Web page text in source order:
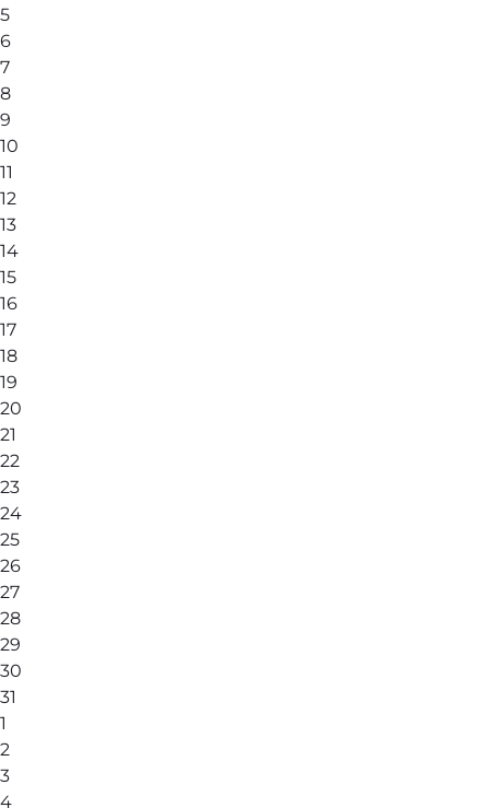
5
6
7
8
9
10
11
12
13
14
15
16
17
18
19
20
21
22
23
24
25
26
27
28
29
30
31
1
2
3
4